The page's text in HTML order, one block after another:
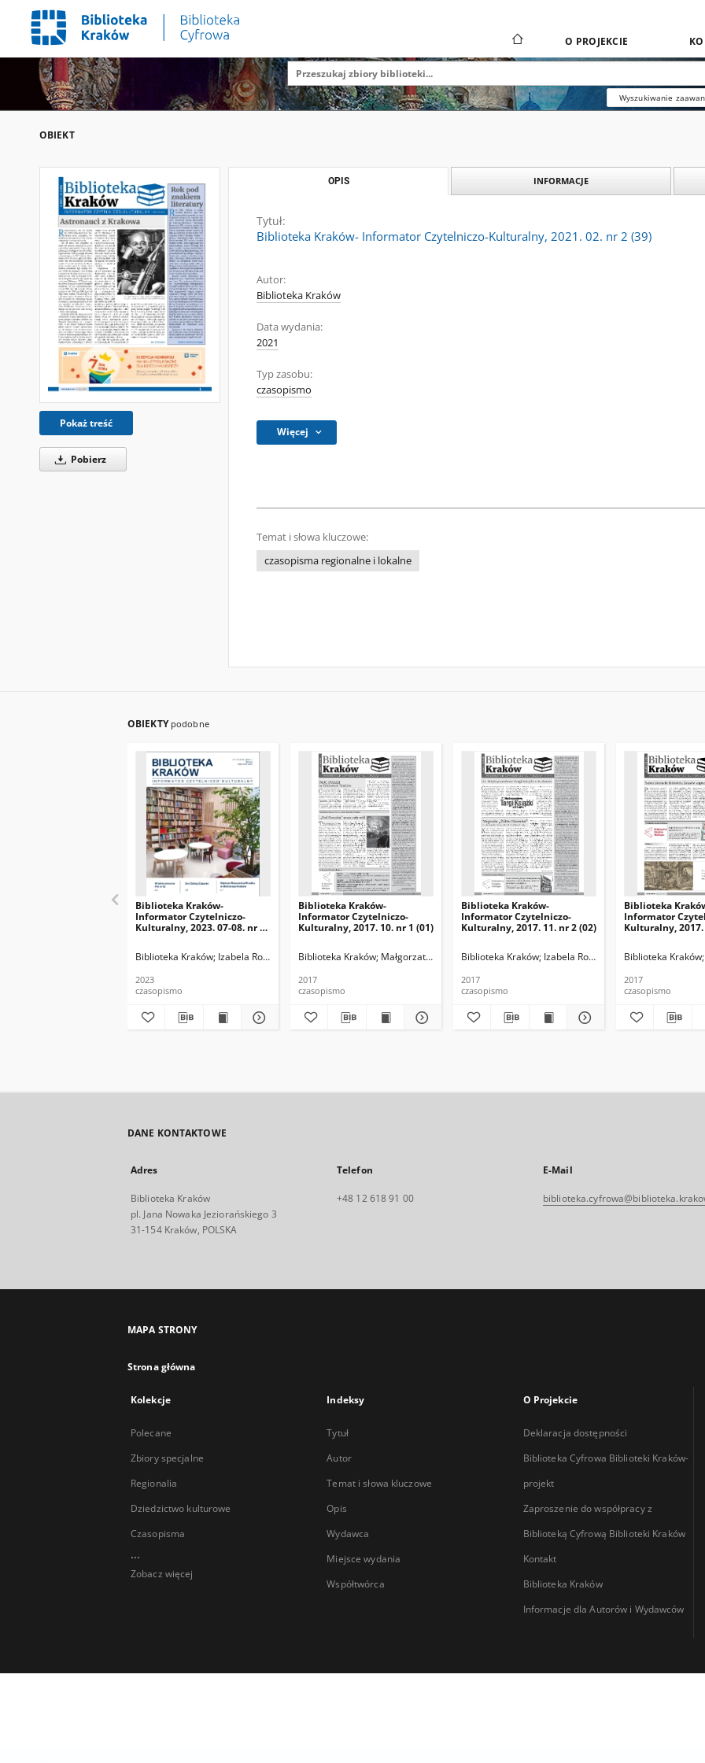
O PROJEKCIE
Wyszukiwanie
OBIEKT
Pokaż treść
Pobierz
OPIS INFORMACJE
Tytuł:
Biblioteka Kraków- Informator Czytelniczo-Kulturalny, 2021. 02. nr 2 (39)
Autor:
Biblioteka Kraków
Data wydania:
2021
Typ zasobu:
czasopismo
Więcej
Temat i słowa kluczowe:
czasopisma regionalne i lokalne
OBIEKTY podobne
Biblioteka Kraków-
Informator Czytelniczo-
Kulturalny, 2023. 07-08. nr 6-
Biblioteka Kraków Izabela Ronkiewicz-Brągiel (redaktor naczelna), Paulina Knapik-Lizak (z-ca redaktora naczelnego), Agnieszka
2023
czasopismo
Biblioteka Kraków-
Informator Czytelniczo-
Kulturalny, 2017. 10. nr 1 (01)
Biblioteka Kraków Małgorzata Dzierżymirska, Ludmiła Guzowska, Paulina Knapik (z-ca
2017
czasopismo
Biblioteka Kraków-
Informator Czytelniczo-
Kulturalny, 2017. 11. nr 2 (02)
Biblioteka Kraków Izabela Ronkiewicz-Brągiel
2017
czasopismo
Biblioteka
Informator
Kulturalny, 2017.
Biblioteka Kraków
2017
czasopismo
DANE KONTAKTOWE
Adres
Biblioteka Kraków
pl. Jana Nowaka Jeziorańskiego 3
31-154 Kraków, POLSKA
Telefon
+48 12 618 91 00
E-Mail
MAPA STRONY
Strona główna
Kolekcje
Polecane
Zbiory specjalne
Regionalia
Dziedzictwo kulturowe
Czasopisma
...
Zobacz więcej
Indeksy
Tytuł
Autor
Temat i słowa kluczowe
Opis
Wydawca
Miejsce wydania
Współtwórca
O Projekcie
Deklaracja dostępności
Biblioteka Cyfrowa Biblioteki Kraków-
projekt
Zaproszenie do współpracy z
Biblioteką Cyfrową Biblioteki Kraków
Kontakt
Biblioteka Kraków
Informacje dla Autorów i Wydawców